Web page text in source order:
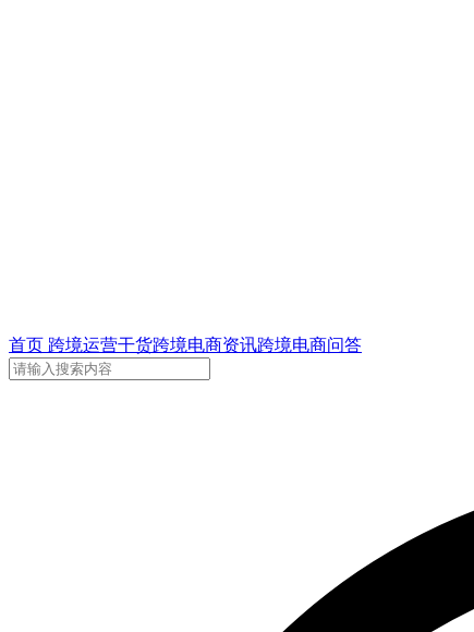
首页 跨境运营干货跨境电商资讯跨境电商问答